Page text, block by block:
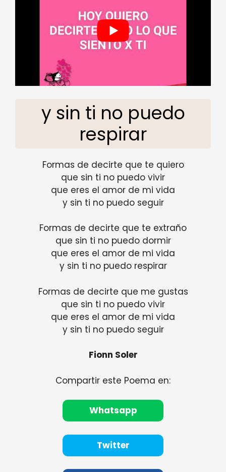
y sin ti no puedo
respirar
Formas de decirte que te quiero
que sin ti no puedo vivir
que eres el amor de mi vida
y sin ti no puedo seguir
Formas de decirte que te extraño
que sin ti no puedo dormir
que eres el amor de mi vida
y sin ti no puedo respirar
Formas de decirte que me gustas
que sin ti no puedo vivir
que eres el amor de mi vida
y sin ti no puedo seguir
Fionn Soler
Compartir este Poema en:
Whatsapp
Twitter